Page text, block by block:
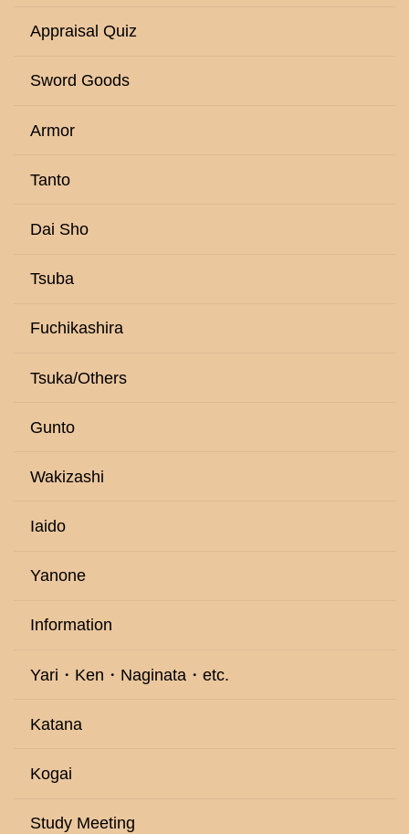
Appraisal Quiz
Sword Goods
Armor
Tanto
Dai Sho
Tsuba
Fuchikashira
Tsuka/Others
Gunto
Wakizashi
Iaido
Yanone
Information
Yari・Ken・Naginata・etc.
Katana
Kogai
Study Meeting